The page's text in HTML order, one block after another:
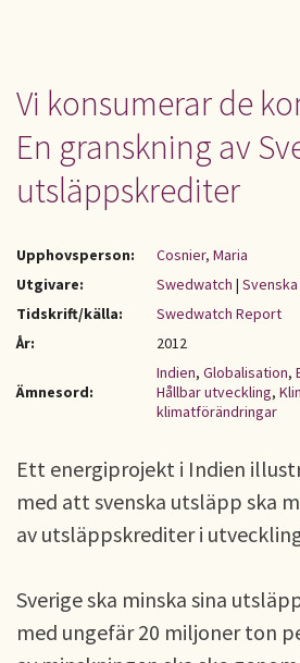
Vi konsumerar de
En granskning av
utsläppskrediter
Upphovsperson:
Cosnier, Maria
Utgivare:
Swedwatch |
Tidskrift/källa:
Swedwatch Report
År:
2012
Ämnesord:
Indien, Globalisation,
Hållbar utveckling,
klimatförändringar
Ett energiprojekt i Indien
med att svenska utsläpp ska
av utsläppskrediter i
Sverige ska minska sina
med ungefär 20 miljoner ton